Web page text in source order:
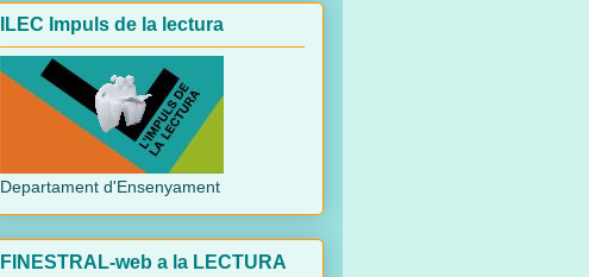
ILEC Impuls de la lectura
Departament d'Ensenyament
FINESTRAL-web a la LECTURA